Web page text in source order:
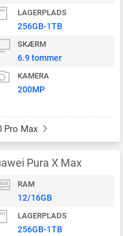
LAGERPLADS
256GB-1TB
SKÆRM
6.9 tommer
KAMERA
200MP
Pro Max
Pura X Max
RAM
12/16GB
LAGERPLADS
256GB-1TB